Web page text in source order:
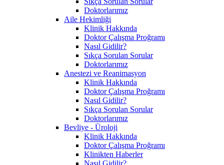
Doktorlarımız
Aile Hekimliği
Klinik Hakkında
Doktor Çalışma Proğramı
Nasıl Gidilir?
Sıkça Sorulan Sorular
Doktorlarımız
Anestezi ve Reanimasyon
Klinik Hakkında
Doktor Çalışma Proğramı
Nasıl Gidilir?
Sıkça Sorulan Sorular
Doktorlarımız
Bevliye - Üroloji
Klinik Hakkında
Doktor Çalışma Proğramı
Klinikten Haberler
Nasıl Gidilir?